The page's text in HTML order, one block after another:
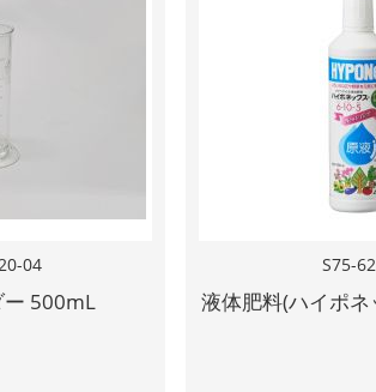
04
ー 500mL
S75-
液体肥料(ハイポ